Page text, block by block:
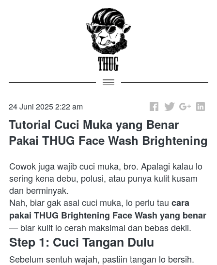
24 Juni 2025 2:22 am
Tutorial Cuci Muka yang Benar
Pakai THUG Face Wash Brightening
Cowok juga wajib cuci muka, bro. Apalagi kalau lo
sering kena debu, polusi, atau punya kulit kusam
dan berminyak.
Nah, biar gak asal cuci muka, lo perlu tau cara
pakai THUG Brightening Face Wash yang benar
— biar kulit lo cerah maksimal dan bebas dekil.
Step 1: Cuci Tangan Dulu
Sebelum sentuh wajah, pastiin tangan lo bersih.